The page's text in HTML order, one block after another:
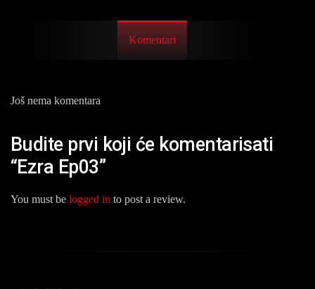
Komentari
Još nema komentara
Budite prvi koji će komentarisati
“Ezra Ep03”
You must be logged in to post a review.